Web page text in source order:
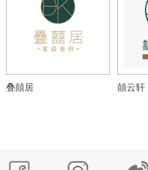
叠囍居 囍云轩